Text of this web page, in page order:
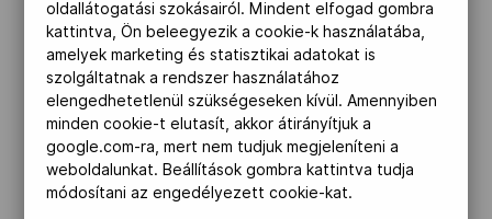
méltatta.
Március 4-én búcsúztatják dr. Dunai Jánost" />
2025.02.25.
Március 4-én búcsúztatják dr. Dunai Jánost
oldallátogatási szokásairól. Mindent elfogad gombra
kattintva, Ön beleegyezik a cookie-k használatába,
amelyek marketing és statisztikai adatokat is
szolgáltatnak a rendszer használatához
elengedhetetlenül szükségeseken kívül. Amennyiben
minden cookie-t elutasít, akkor átirányítjuk a
google.com-ra, mert nem tudjuk megjeleníteni a
weboldalunkat. Beállítások gombra kattintva tudja
módosítani az engedélyezett cookie-kat.